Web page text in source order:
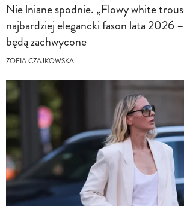
Nie lniane spodnie. „Flowy white
najbardziej elegancki fason lata 2026
będą zachwycone
ZOFIA CZAJKOWSKA